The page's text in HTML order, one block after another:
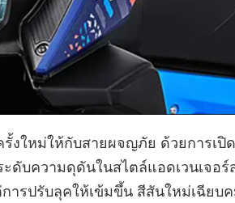
งใหม่ให้กับสายผจญภัย ด้วยการเปิด
ดับความดุดันในสไตล์แอดเวนเจอ
ารปรับลุคให้เข้มขึ้น สีสันใหม่เฉียบ